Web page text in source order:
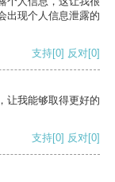
出现个人信息泄露的
支持[0] 反对[0]
让我能够取得更好的
支持[0] 反对[0]